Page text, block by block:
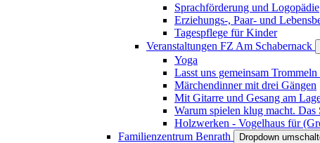
Sprachförderung und Logopädie
Erziehungs-, Paar- und
Tagespflege für Kinder
Veranstaltungen FZ Am Schabernack
Yoga
Lasst uns gemeinsam
Märchendinner mit drei Gängen
Mit Gitarre und Gesang am
Warum spielen klug macht.
Holzwerken - Vogelhaus für
Familienzentrum Benrath
Dropdown